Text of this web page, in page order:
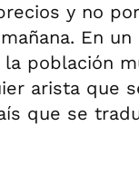
y no
En
la población
arista que
que se